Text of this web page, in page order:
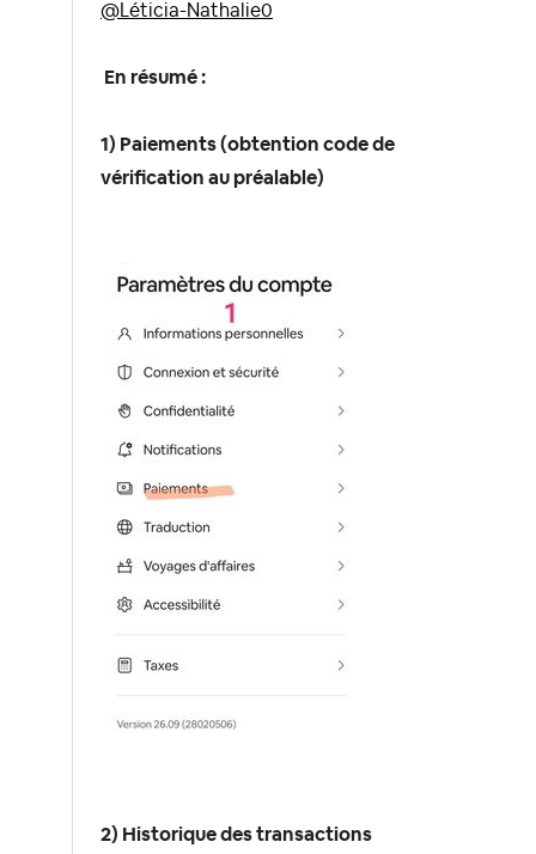
@Léticia-Nathalie0
En résumé :
1) Paiements (obtention code de
vérification au préalable)
2) Historique des transactions